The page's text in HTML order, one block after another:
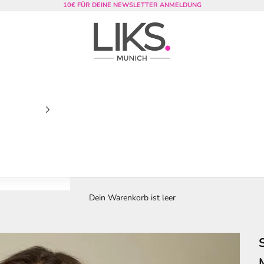
10€ FÜR DEINE NEWSLETTER ANMELDUNG
LIKS. Munich
Dein Warenkorb ist leer